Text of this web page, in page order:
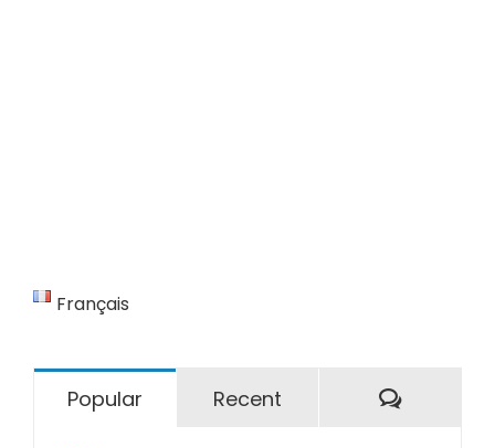
Français
Popular Recent